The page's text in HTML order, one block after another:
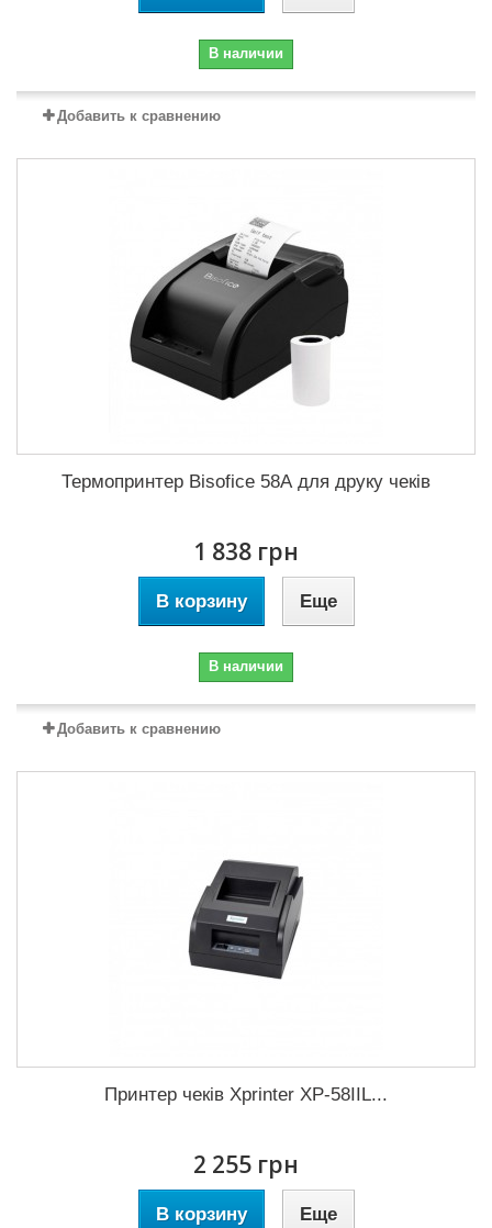
В наличии
Добавить к сравнению
Термопринтер Bisofice 58А для друку чеків
1 838 грн
В корзину Еще
В наличии
Добавить к сравнению
Принтер чеків Xprinter XP-58IIL...
2 255 грн
В корзину Еще